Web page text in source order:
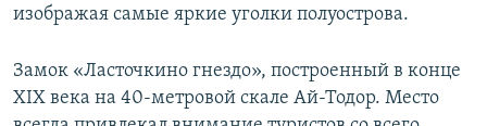
изображая самые яркие уголки полуострова.
Замок «Ласточкино гнездо», построенный в конце
XIX века на 40-метровой скале Ай-Тодор. Место